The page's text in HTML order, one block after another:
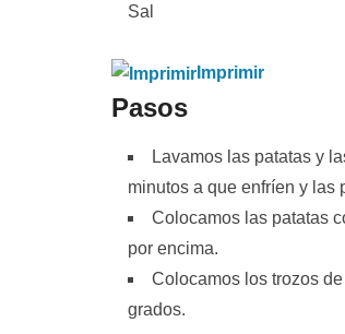
Sal
Imprimir
Pasos
Lavamos las patatas y
minutos a que enfríen y las
Colocamos las patatas
por encima.
Colocamos los trozos
grados.